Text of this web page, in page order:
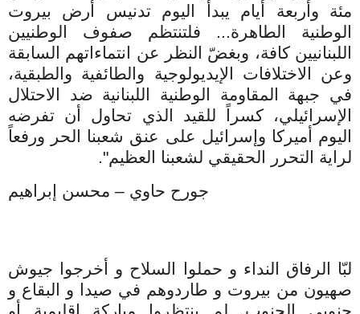
مئة وأربعة أيام يبدأ اليوم تدنيس أرض بيروت
الوطنية الطاهرة... فلتنتظم صفوف الوطنيين
اللبنانيين كافة، وبغضّ النظر عن انتماءاتهم السابقة
وعن الاختلافات الإيديولوجية والطائفية والطبقية،
في جبهة المقاومة الوطنية اللبنانية ضد الاحتلال
الإسرائيلي، كسراً للقيد الذي تحاول أن تفرضه
اليوم أميركا وإسرائيل على عنق شعبنا الحر ورفعاً
لراية التحرر الحقيقي لشعبنا العظيم".
جورح حاوي – محسن إبراهيم
لبّا الرفاق النداء و حملوا السلاح و أخرجوا جيوش
صهيون من بيروت و طاردوهم في صيدا و البقاع و